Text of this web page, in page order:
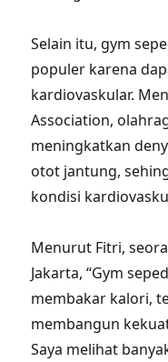
Selain itu, gym
populer karena
kardiovaskular.
Association,
meningkatkan
otot jantung,
kondisi
Menurut Fitri,
Jakarta, “Gym
membakar kalori,
membangun
Saya melihat